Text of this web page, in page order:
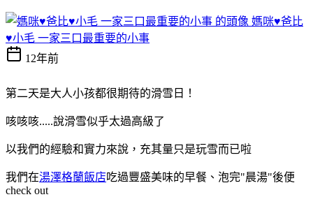
媽咪♥爸比
♥小毛 一家三口最重要的小事
12年前
第二天是大人小孩都很期待的滑雪日！
咳咳咳.....說滑雪似乎太過高級了
以我們的經驗和實力來說，充其量只是玩雪而已啦
我們在湯澤格蘭飯店吃過豐盛美味的早餐、泡完"晨湯"後便
check out